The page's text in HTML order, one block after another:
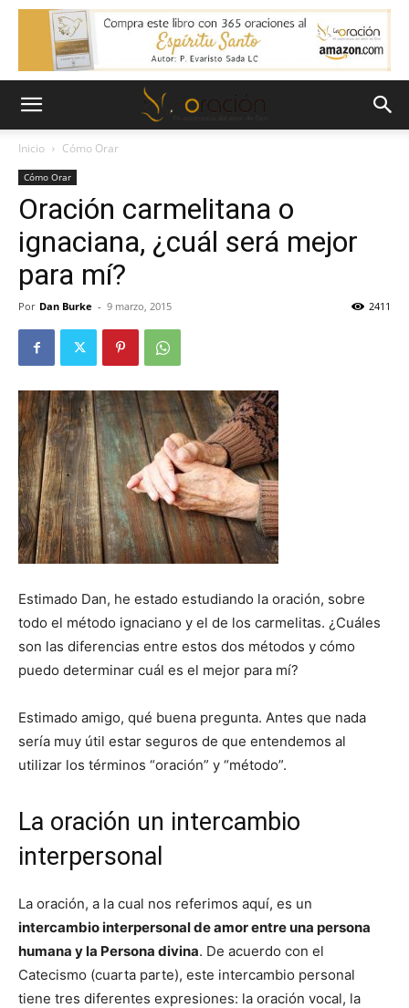
Inicio Cómo Orar
Cómo Orar
Oración carmelitana o
ignaciana, ¿cuál será mejor
para mí?
Por Dan Burke - 9 marzo, 2015 2411
Estimado Dan, he estado estudiando la oración, sobre
todo el método ignaciano y el de los carmelitas. ¿Cuáles
son las diferencias entre estos dos métodos y cómo
puedo determinar cuál es el mejor para mí?
Estimado amigo, qué buena pregunta. Antes que nada
sería muy útil estar seguros de que entendemos al
utilizar los términos “oración” y “método”.
La oración un intercambio
interpersonal
La oración, a la cual nos referimos aquí, es un
intercambio interpersonal de amor entre una persona
humana y la Persona divina. De acuerdo con el
Catecismo (cuarta parte), este intercambio personal
tiene tres diferentes expresiones: la oración vocal, la